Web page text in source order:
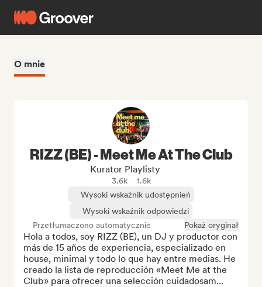
O mnie
RIZZ (BE) - Meet Me At The Club
Kurator Playlisty
3.6k
1.6k
Wysoki wskaźnik udostępnień
Wysoki wskaźnik odpowiedzi
Przetłumaczono automatycznie
Pokaż oryginał
Hola a todos, soy RIZZ (BE), un DJ y productor con
más de 15 años de experiencia, especializado en
house, minimal y todo lo que hay entre medias. He
creado la lista de reproducción «Meet Me at the
Club» para ofrecer una selección cuidadosam...